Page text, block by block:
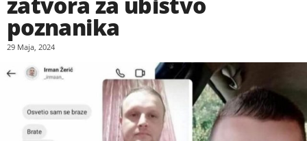
poznanika
29 Maja, 2024